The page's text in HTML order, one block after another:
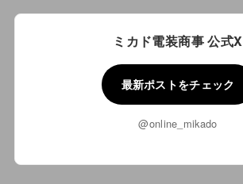
ミカド電装商事 公式X
最新ポストをチェック
@online_mikado